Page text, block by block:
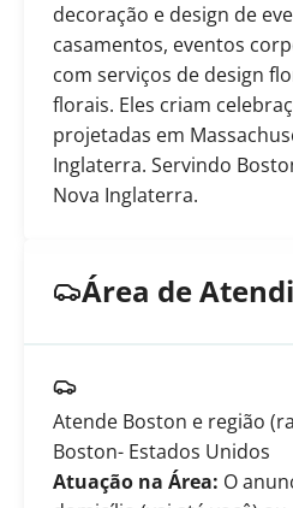
decoração e design de
casamentos, eventos
com serviços de design
florais. Eles criam
projetadas em
Inglaterra. Servindo
Nova Inglaterra.
Área de
Atende Boston e região
Boston- Estados Unidos
Atuação na Área: O